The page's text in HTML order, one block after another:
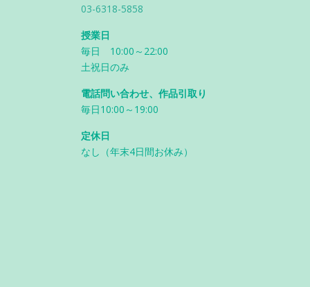
03-6318-5858
授業日
毎日 10:00～22:00
土祝日のみ
電話問い合わせ、作品引取り
毎日10:00～19:00
定休日
なし（年末4日間お休み）